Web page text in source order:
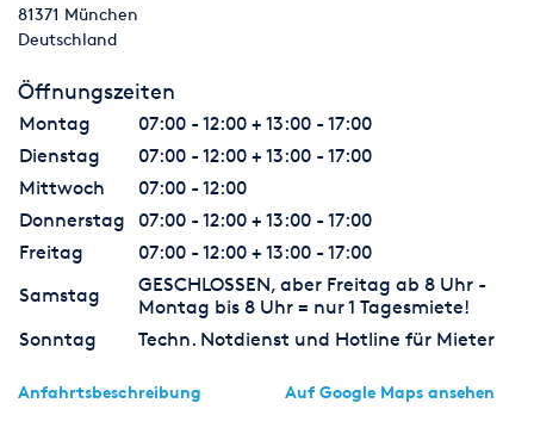
81371 München
Deutschland
Öffnungszeiten
Montag
07:00 - 12:00 + 13:00 - 17:00
Dienstag
07:00 - 12:00 + 13:00 - 17:00
Mittwoch
07:00 - 12:00
Donnerstag
07:00 - 12:00 + 13:00 - 17:00
Freitag
07:00 - 12:00 + 13:00 - 17:00
Samstag
GESCHLOSSEN, aber Freitag ab 8 Uhr -
Montag bis 8 Uhr = nur 1 Tagesmiete!
Sonntag
Techn. Notdienst und Hotline für Mieter
Anfahrtsbeschreibung Auf Google Maps ansehen